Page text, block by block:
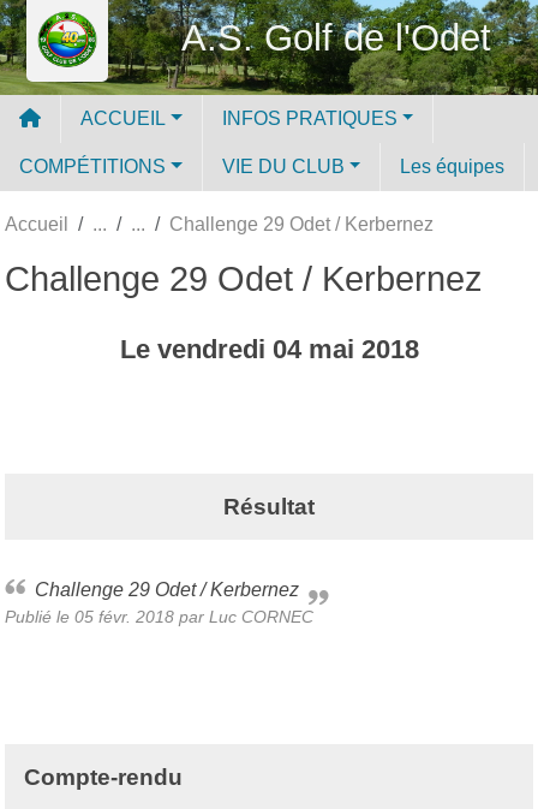
A.S. Golf de l'Odet
ACCUEIL INFOS PRATIQUES
COMPÉTITIONS VIE DU CLUB Les équipes
Accueil Challenge 29 Odet / Kerbernez
Challenge 29 Odet / Kerbernez
Le vendredi 04 mai 2018
Résultat
Challenge 29 Odet / Kerbernez
Publié le 05 févr. 2018 par Luc CORNEC
Compte-rendu
Panneau de gestion des cookies